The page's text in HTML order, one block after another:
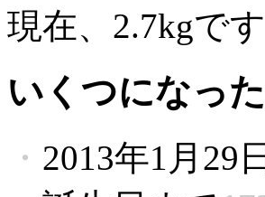
現在、2.7kgです
いくつになっ
・ 2013年1月29